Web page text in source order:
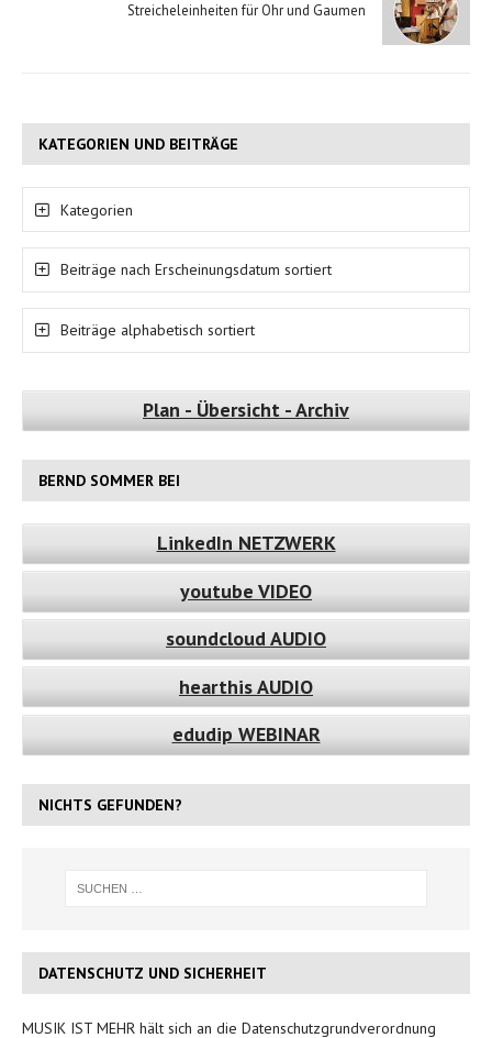
Streicheleinheiten für Ohr und Gaumen
KATEGORIEN UND BEITRÄGE
Kategorien
Beiträge nach Erscheinungsdatum sortiert
Beiträge alphabetisch sortiert
Plan - Übersicht - Archiv
BERND SOMMER BEI
LinkedIn NETZWERK
youtube VIDEO
soundcloud AUDIO
hearthis AUDIO
edudip WEBINAR
NICHTS GEFUNDEN?
DATENSCHUTZ UND SICHERHEIT
MUSIK IST MEHR hält sich an die Datenschutzgrundverordnung